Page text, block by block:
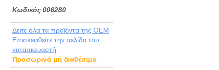
Kωδικός 006280
Δειτε όλα τα προϊόντα της OEM
Eπισκεφθείτε την σελίδα του
κατασκευαστή
Προσωρινά μή διαθέσιμο